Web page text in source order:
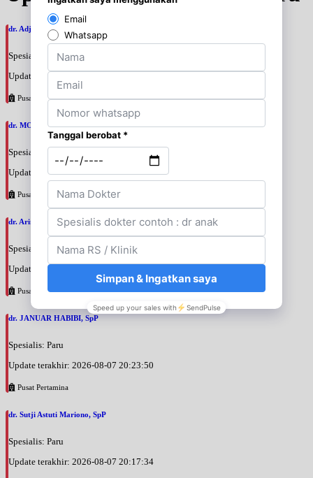
dr. Adji Suprajitno, SpPD
Spesialis: Penyakit Dalam
Update terakhir: 2026-08-07 20:37:59
Pusat Pertamina
dr. MOCHAMAD PASHA, SpPD
Spesialis: Penyakit Dalam
Update terakhir: 2026-08-07 20:35:45
Pusat Pertamina
dr. Arini Purwono, SpP
Spesialis: Paru
Update terakhir: 2026-08-07 20:25:58
Pusat Pertamina
dr. JANUAR HABIBI, SpP
Spesialis: Paru
Update terakhir: 2026-08-07 20:23:50
Pusat Pertamina
dr. Sutji Astuti Mariono, SpP
Spesialis: Paru
Update terakhir: 2026-08-07 20:17:34